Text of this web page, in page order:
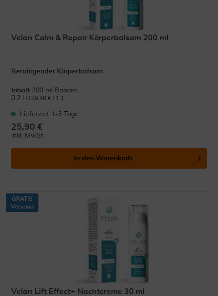
Velan Calm & Repair Körperbalsam 200 ml
Beruhigender Körperbalsam
Inhalt 200 ml Balsam
0.2 l
(129,50 € / 1 l)
Lieferzeit 1-3 Tage
25,90 €
inkl. MwSt.
In den Warenkorb
GRATIS
Versand
Velan Lift Effect+ Nachtcreme 30 ml